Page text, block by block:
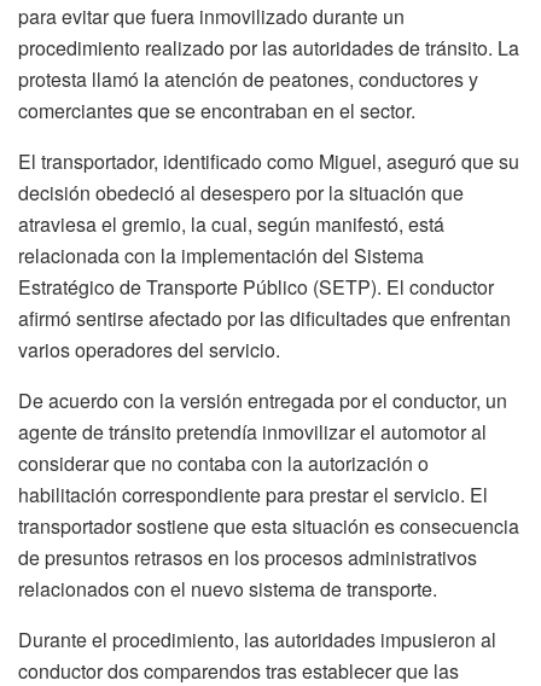
para evitar que fuera inmovilizado durante un
procedimiento realizado por las autoridades de tránsito. La
protesta llamó la atención de peatones, conductores y
comerciantes que se encontraban en el sector.
El transportador, identificado como Miguel, aseguró que su
decisión obedeció al desespero por la situación que
atraviesa el gremio, la cual, según manifestó, está
relacionada con la implementación del Sistema
Estratégico de Transporte Público (SETP). El conductor
afirmó sentirse afectado por las dificultades que enfrentan
varios operadores del servicio.
De acuerdo con la versión entregada por el conductor, un
agente de tránsito pretendía inmovilizar el automotor al
considerar que no contaba con la autorización o
habilitación correspondiente para prestar el servicio. El
transportador sostiene que esta situación es consecuencia
de presuntos retrasos en los procesos administrativos
relacionados con el nuevo sistema de transporte.
Durante el procedimiento, las autoridades impusieron al
conductor dos comparendos tras establecer que las